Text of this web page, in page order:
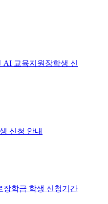
AI 교육지원장학생 신
신청 안내
장학금 학생 신청기간